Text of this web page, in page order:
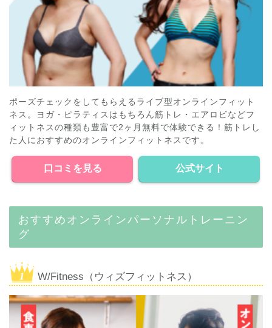
ポーズチェックをしてもらえるライブ型オンラインフィット
ネス。ヨガ・ピラティスはもちろん筋トレ・エアロビなどフ
ィットネスの種類も豊富で2ヶ月無料で体験できる！筋トレし
た人におすすめのオンラインフィットネスです。
口コミを見る 公式サイト
おすすめオンラインパーソナルトレーニン
グ
W/Fitness（ウィズフィットネス）